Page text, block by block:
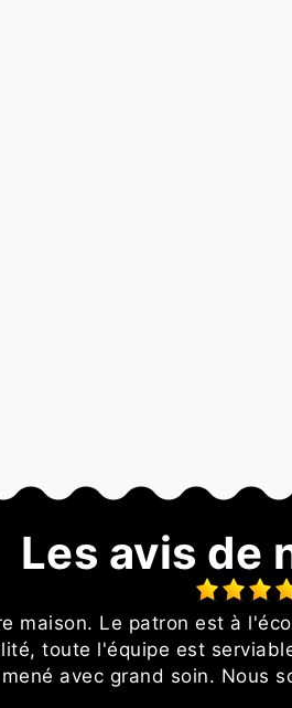
Les avis de
maison. Le patron est à
toute l'équipe est
avec grand soin. Nous